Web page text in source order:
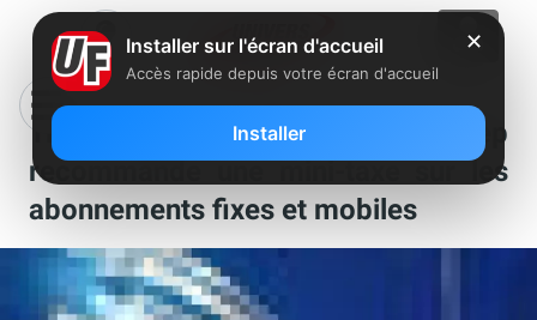
Très Haut Débit : l’Arcep
recommande une mini-taxe sur les
abonnements fixes et mobiles
✕
Installer sur l'écran d'accueil
Accès rapide depuis votre écran d'accueil
Installer